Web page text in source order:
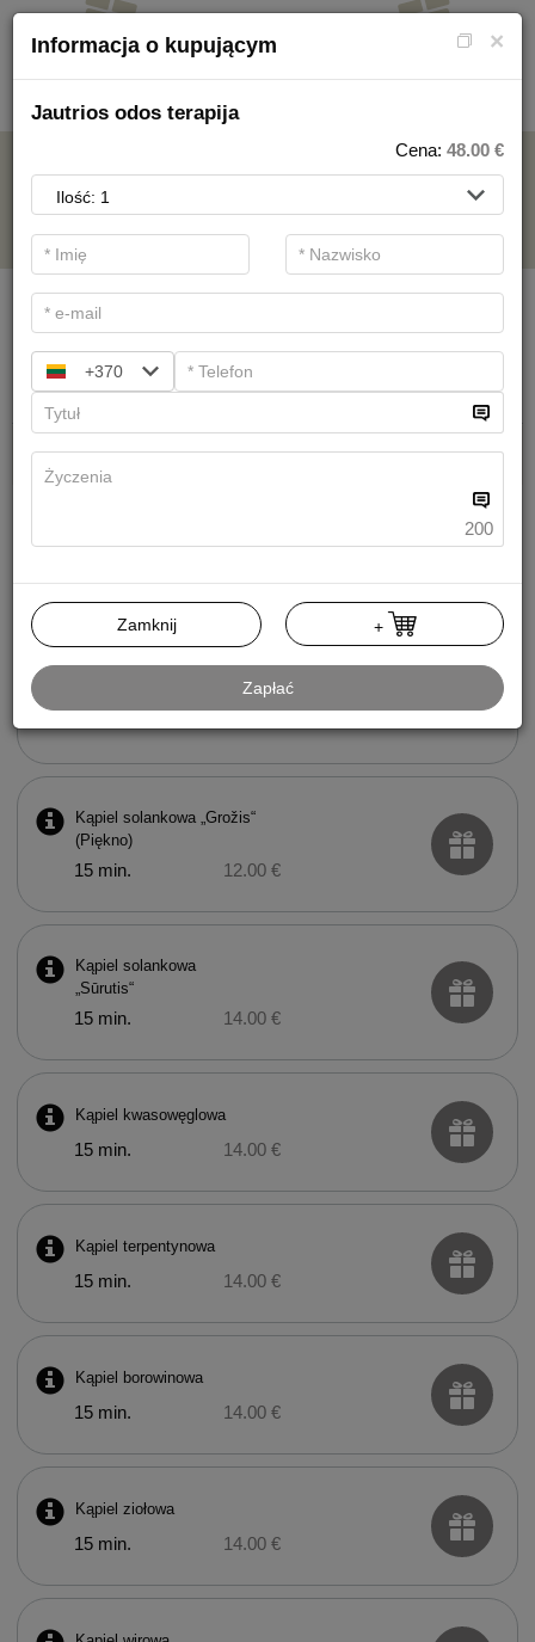
NA USŁUGI SPA
Filtry podstawowe
Kąpiel solankowa „Sveikata“
Kąpiel solankowa „Grožis“
(Piękno)
15 min. 12.00 €
Kąpiel solankowa
„Sūrutis“
15 min. 14.00 €
Kąpiel kwasowęglowa
15 min. 14.00 €
Kąpiel terpentynowa
15 min. 14.00 €
Kąpiel borowinowa
15 min. 14.00 €
Kąpiel ziołowa
15 min. 14.00 €
×
Informacja o kupującym
Jautrios odos terapija
Cena: 48.00 €
+370
200
Zamknij +
Zapłać